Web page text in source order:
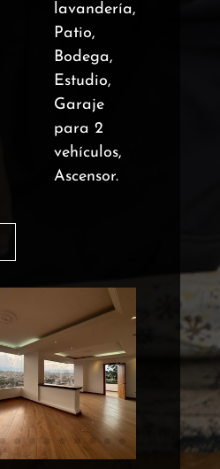
lavandería,
Patio,
Bodega,
Estudio,
Garaje
para 2
vehículos,
Ascensor.